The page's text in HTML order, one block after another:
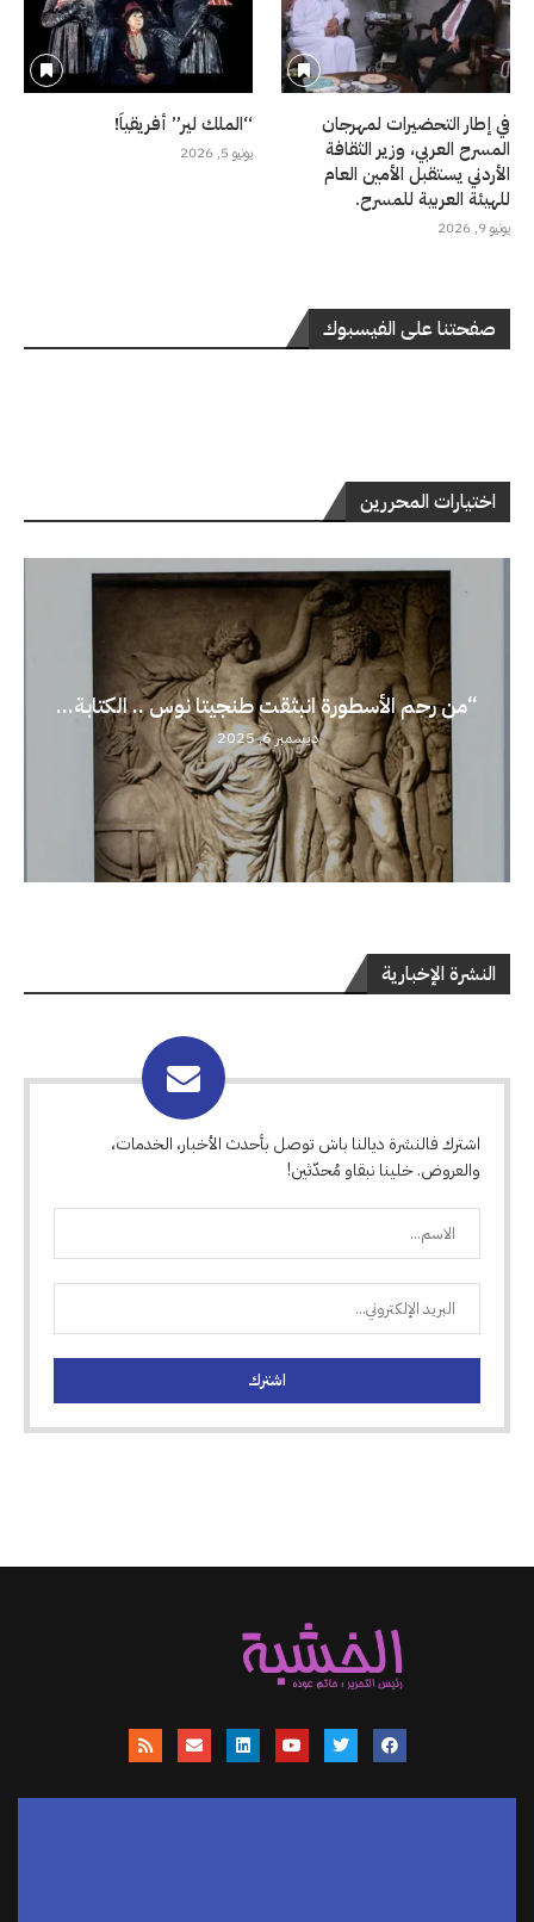
في إطار التحضيرات لمهرجان
المسرح العربي، وزير الثقافة
الأردني يستقبل الأمين العام
للهيئة العربية للمسرح.
يونيو 9, 2026
“الملك لير” أفريقياً!
يونيو 5, 2026
صفحتنا على الفيسبوك
اختيارات المحررين
“من رحم الأسطورة انبثقت طنجيتا نوس .. الكتابة...
ديسمبر 6, 2025
النشرة الإخبارية
اشترك فالنشرة ديالنا باش توصل بأحدث الأخبار، الخدمات،
والعروض. خلينا نبقاو مُحدّثين!